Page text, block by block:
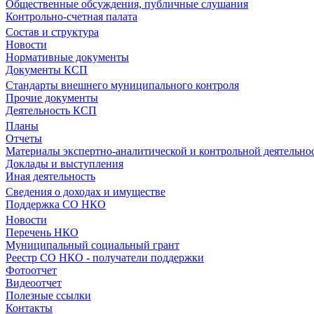
Общественные обсуждения, публичные слушания
Контрольно-счетная палата
Состав и структура
Новости
Нормативные документы
Документы КСП
Стандарты внешнего муниципального контроля
Прочие документы
Деятельность КСП
Планы
Отчеты
Материалы экспертно-аналитической и контрольной
Доклады и выступления
Иная деятельность
Сведения о доходах и имуществе
Поддержка СО НКО
Новости
Перечень НКО
Муниципальный социальный грант
Реестр СО НКО - получатели поддержки
Фотоотчет
Видеоотчет
Полезные ссылки
Контакты